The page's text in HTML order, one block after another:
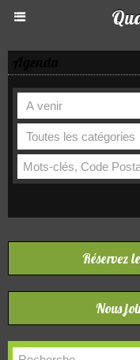
Réservez
Nous